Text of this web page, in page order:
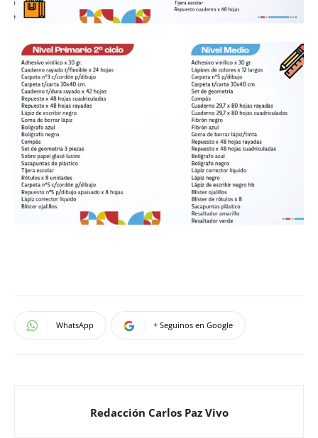
WhatsApp + Seguinos en Google
Redacción Carlos Paz Vivo